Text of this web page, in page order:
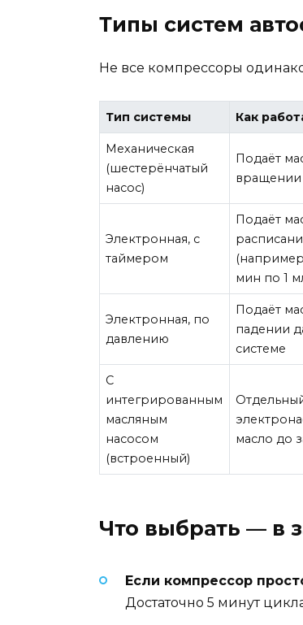
Типы систем
Не все компрессоры
Тип системы Как
Механическая
(шестерёнчатый
насос)
Подаёт
вращении
Электронная, с
таймером
Подаёт
мин по 1
Электронная, по
давлению
Подаёт
падении
системе
С
интегрированным
масляным
насосом
(встроенный)
масло до
Что выбрать — в
Если компрессор
Достаточно 5 минут